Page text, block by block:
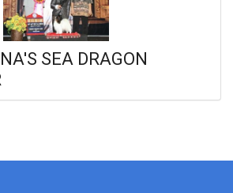
SEA DRAGON